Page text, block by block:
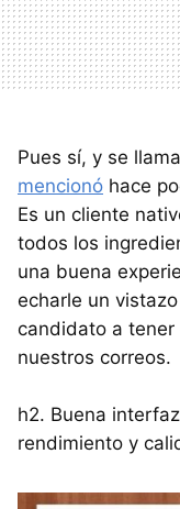
Pues sí, y se llama
mencionó hace
Es un cliente
todos los
una buena
echarle un
candidato a tener
nuestros correos.
h2. Buena
rendimiento y